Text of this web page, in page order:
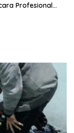
Profesional